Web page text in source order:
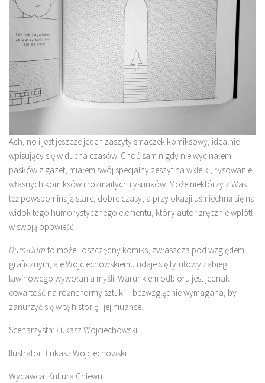
Ach, no i jest jeszcze jeden zaszyty smaczek komiksowy, idealnie
wpisujący się w ducha czasów. Choć sam nigdy nie wycinałem
pasków z gazet, miałem swój specjalny zeszyt na wklejki, rysowanie
własnych komiksów i rozmaitych rysunków. Może niektórzy z Was
też powspominają stare, dobre czasy, a przy okazji uśmiechną się na
widok tego humorystycznego elementu, który autor zręcznie wplótł
w swoją opowieść.
Dum-Dum to może i oszczędny komiks, zwłaszcza pod względem
graficznym, ale Wojciechowskiemu udaje się tytułowy zabieg
lawinowego wywołania myśli. Warunkiem odbioru jest jednak
otwartość na różne formy sztuki – bezwzględnie wymagana, by
zanurzyć się w tę historię i jej niuanse.
Scenarzysta: Łukasz Wojciechowski
Ilustrator: Łukasz Wojciechowski
Wydawca: Kultura Gniewu